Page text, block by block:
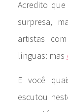
Acredito
surpresa,
artistas
línguas: mas
E você
escutou